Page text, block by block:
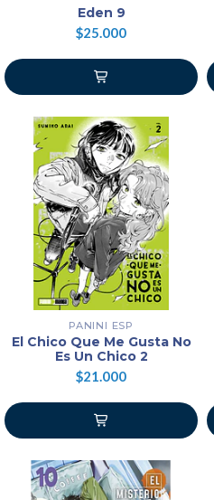
Eden 9
$25.000
PANINI ESP
El Chico Que Me Gusta No
Es Un Chico 2
$21.000